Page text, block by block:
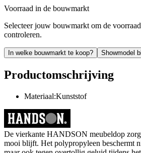
Voorraad in de bouwmarkt
Selecteer jouw bouwmarkt om de
controleren.
In welke bouwmarkt te koop? Showmodel
Productomschrijving
Materiaal:Kunststof
De vierkante HANDSON meubeldop
mooi blijft. Het polypropyleen beschermt